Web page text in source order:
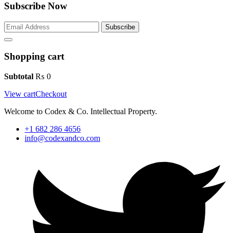
Subscribe Now
Subscribe
Shopping cart
Subtotal ₨ 0
View cartCheckout
Welcome to Codex & Co. Intellectual Property.
+1 682 286 4656
info@codexandco.com